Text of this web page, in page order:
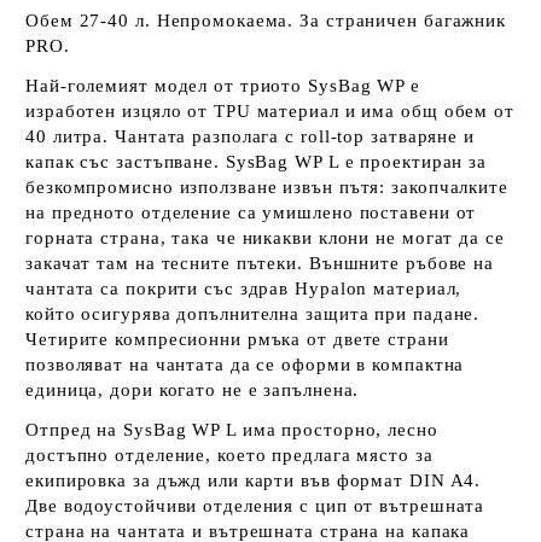
Обем 27-40 л. Непромокаема. За страничен багажник
PRO.
Най-големият модел от триото SysBag WP е
изработен изцяло от TPU материал и има общ обем от
40 литра. Чантата разполага с roll-top затваряне и
капак със застъпване. SysBag WP L е проектиран за
безкомпромисно използване извън пътя: закопчалките
на предното отделение са умишлено поставени от
горната страна, така че никакви клони не могат да се
закачат там на тесните пътеки. Външните ръбове на
чантата са покрити със здрав Hypalon материал,
който осигурява допълнителна защита при падане.
Четирите компресионни рмъка от двете страни
позволяват на чантата да се оформи в компактна
единица, дори когато не е запълнена.
Отпред на SysBag WP L има просторно, лесно
достъпно отделение, което предлага място за
екипировка за дъжд или карти във формат DIN A4.
Две водоустойчиви отделения с цип от вътрешната
страна на чантата и вътрешната страна на капака